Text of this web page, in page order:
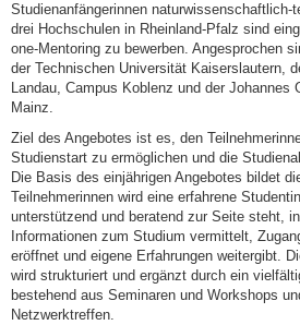
Studienanfängerinnen naturwissenschaftlich-
drei Hochschulen in Rheinland-Pfalz sind
one-Mentoring zu bewerben. Angesprochen
der Technischen Universität Kaiserslautern,
Landau, Campus Koblenz und der Johannes
Mainz.
Ziel des Angebotes ist es, den
Studienstart zu ermöglichen und die
Die Basis des einjährigen Angebotes bildet
Teilnehmerinnen wird eine erfahrene
unterstützend und beratend zur Seite steht,
Informationen zum Studium vermittelt,
eröffnet und eigene Erfahrungen weitergibt.
wird strukturiert und ergänzt durch ein
bestehend aus Seminaren und Workshops
Netzwerktreffen.